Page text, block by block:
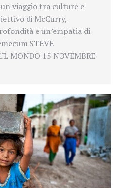
viaggio tra culture e
di McCurry,
e un’empatia di
STEVE
MONDO 15 NOVEMBRE